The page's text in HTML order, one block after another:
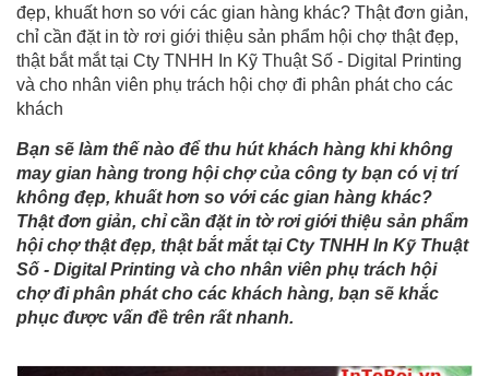
đẹp, khuất hơn so với các gian hàng khác? Thật đơn giản,
chỉ cần đặt in tờ rơi giới thiệu sản phẩm hội chợ thật đẹp,
thật bắt mắt tại Cty TNHH In Kỹ Thuật Số - Digital Printing
và cho nhân viên phụ trách hội chợ đi phân phát cho các
khách
Bạn sẽ làm thế nào để thu hút khách hàng khi không
may gian hàng trong hội chợ của công ty bạn có vị trí
không đẹp, khuất hơn so với các gian hàng khác?
Thật đơn giản, chỉ cần đặt in tờ rơi giới thiệu sản phẩm
hội chợ thật đẹp, thật bắt mắt tại Cty TNHH In Kỹ Thuật
Số - Digital Printing và cho nhân viên phụ trách hội
chợ đi phân phát cho các khách hàng, bạn sẽ khắc
phục được vấn đề trên rất nhanh.